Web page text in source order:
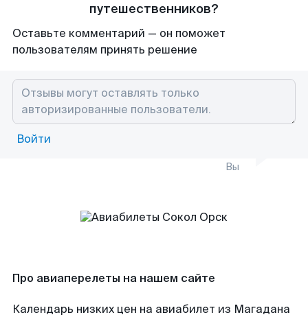
путешественников?
Оставьте комментарий — он поможет
пользователям принять решение
Войти
Вы
Про авиаперелеты на нашем сайте
Календарь низких цен на авиабилет из Магадана